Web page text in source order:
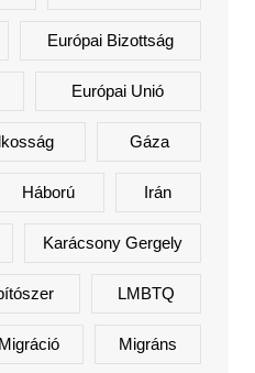
Európai Bizottság
Európai Unió
Gáza
Háború Irán
Karácsony Gergely
LMBTQ
Migráció Migráns